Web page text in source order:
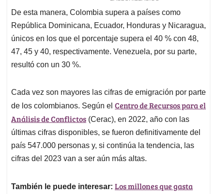
De esta manera, Colombia supera a países como
República Dominicana, Ecuador, Honduras y Nicaragua,
únicos en los que el porcentaje supera el 40 % con 48,
47, 45 y 40, respectivamente. Venezuela, por su parte,
resultó con un 30 %.
Cada vez son mayores las cifras de emigración por parte
de los colombianos. Según el Centro de Recursos para el
Análisis de Conflictos (Cerac), en 2022, año con las
últimas cifras disponibles, se fueron definitivamente del
país 547.000 personas y, si continúa la tendencia, las
cifras del 2023 van a ser aún más altas.
También le puede interesar: Los millones que gasta